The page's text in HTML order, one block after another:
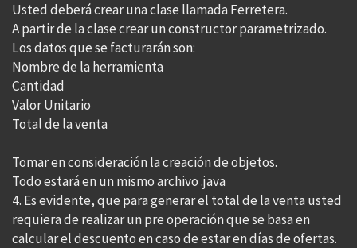
Usted deberá crear una clase llamada Ferretera.
A partir de la clase crear un constructor parametrizado.
Los datos que se facturarán son:
Nombre de la herramienta
Cantidad
Valor Unitario
Total de la venta
Tomar en consideración la creación de objetos.
Todo estará en un mismo archivo .java
4. Es evidente, que para generar el total de la venta usted
requiera de realizar un pre operación que se basa en
calcular el descuento en caso de estar en días de ofertas.